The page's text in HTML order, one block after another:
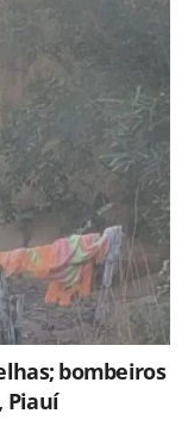
bombeiros
Piauí